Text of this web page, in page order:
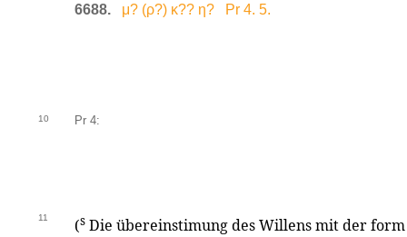
6688. μ? (ρ?) κ?? η? Pr 4. 5.
10 Pr 4:
11 (s Die übereinstimung des Willens mit der